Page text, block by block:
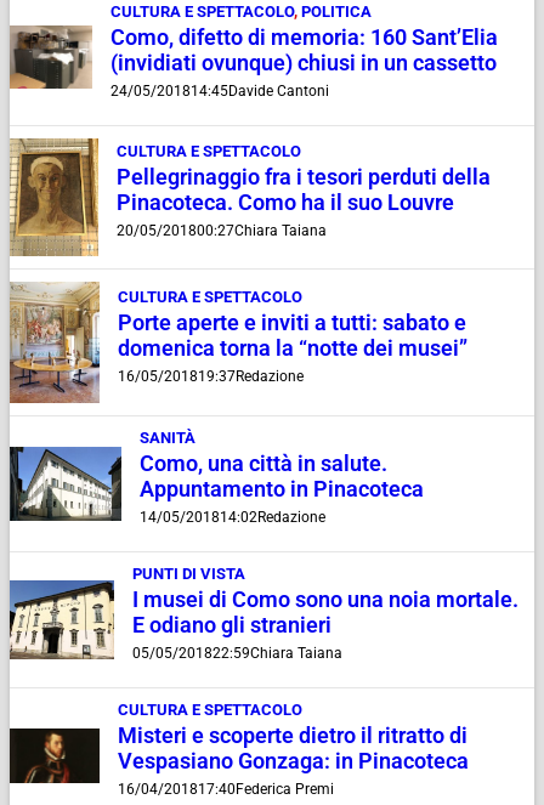
CULTURA E SPETTACOLO,POLITICA
Como, difetto di memoria: 160 Sant’Elia
(invidiati ovunque) chiusi in un cassetto
24/05/201814:45Davide Cantoni
CULTURA E SPETTACOLO
Pellegrinaggio fra i tesori perduti della
Pinacoteca. Como ha il suo Louvre
20/05/201800:27Chiara Taiana
CULTURA E SPETTACOLO
Porte aperte e inviti a tutti: sabato e
domenica torna la “notte dei musei”
16/05/201819:37Redazione
SANITÀ
Como, una città in salute.
Appuntamento in Pinacoteca
14/05/201814:02Redazione
PUNTI DI VISTA
I musei di Como sono una noia mortale.
E odiano gli stranieri
05/05/201822:59Chiara Taiana
CULTURA E SPETTACOLO
Misteri e scoperte dietro il ritratto di
Vespasiano Gonzaga: in Pinacoteca
16/04/201817:40 Federica Premi